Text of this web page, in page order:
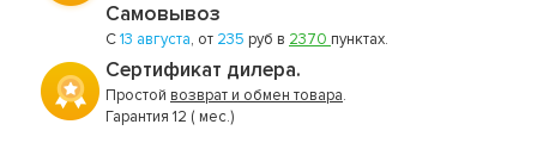
Самовывоз
С13 августа, от 235 руб в 2370 пунктах.
Сертификат дилера.
Простой возврат и обмен товара.
Гарантия 12 ( мес.)